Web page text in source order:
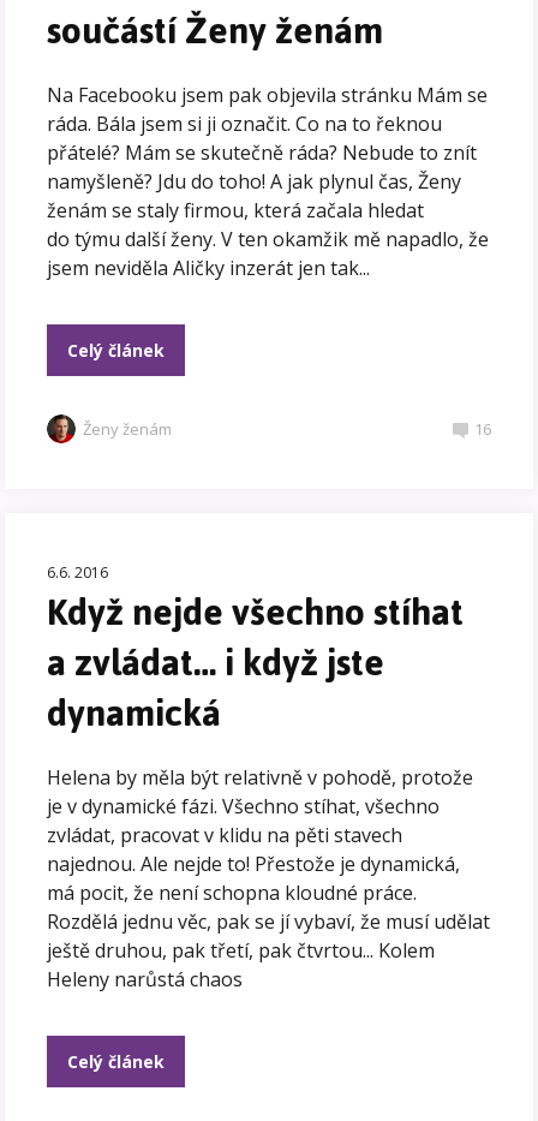
součástí Ženy ženám
Na Facebooku jsem pak objevila stránku Mám se
ráda. Bála jsem si ji označit. Co na to řeknou
přátelé? Mám se skutečně ráda? Nebude to znít
namyšleně? Jdu do toho! A jak plynul čas, Ženy
ženám se staly firmou, která začala hledat
do týmu další ženy. V ten okamžik mě napadlo, že
jsem neviděla Aličky inzerát jen tak...
Celý článek
Ženy ženám 16
6.6. 2016
Když nejde všechno stíhat
a zvládat… i když jste
dynamická
Helena by měla být relativně v pohodě, protože
je v dynamické fázi. Všechno stíhat, všechno
zvládat, pracovat v klidu na pěti stavech
najednou. Ale nejde to! Přestože je dynamická,
má pocit, že není schopna kloudné práce.
Rozdělá jednu věc, pak se jí vybaví, že musí udělat
ještě druhou, pak třetí, pak čtvrtou... Kolem
Heleny narůstá chaos
Celý článek